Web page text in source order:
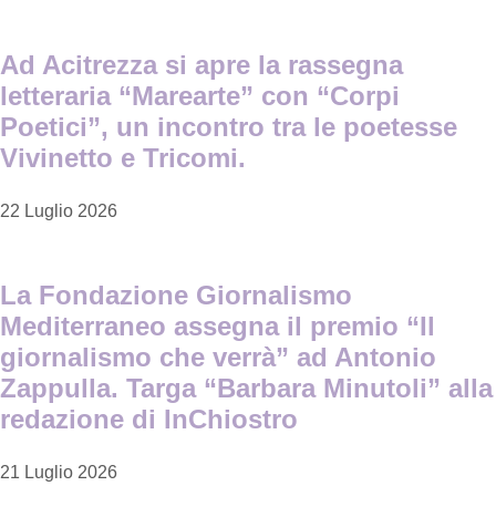
Ad Acitrezza si apre la rassegna
letteraria “Marearte” con “Corpi
Poetici”, un incontro tra le poetesse
Vivinetto e Tricomi.
22 Luglio 2026
La Fondazione Giornalismo
Mediterraneo assegna il premio “Il
giornalismo che verrà” ad Antonio
Zappulla. Targa “Barbara Minutoli” alla
redazione di InChiostro
21 Luglio 2026